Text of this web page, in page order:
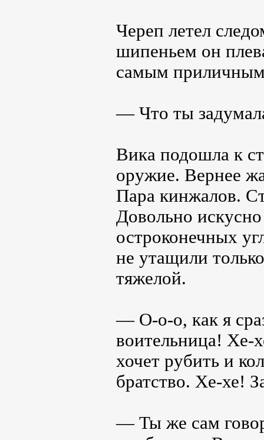
Череп летел
шипеньем он
самым
— Что ты
Вика подошла к
оружие. Вернее
Пара кинжалов.
Довольно
остроконечных
не утащили
тяжелой.
— О-о-о, как я
воительница! Хе-
хочет рубить и
братство. Хе-хе!
— Ты же сам